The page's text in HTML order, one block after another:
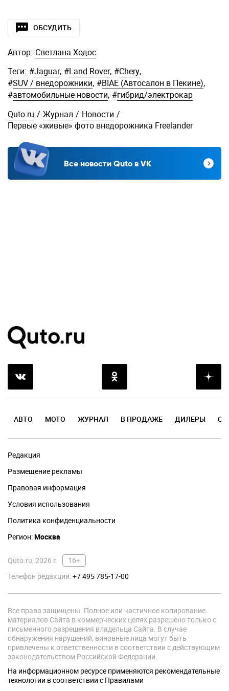
ОБСУДИТЬ
Автор: Светлана Ходос
Теги: #Jaguar, #Land Rover, #Chery,
#SUV / внедорожники, #BIAE (Автосалон в Пекине),
#автомобильные новости, #гибрид/электрокар
Quto.ru / Журнал / Новости /
Первые «живые» фото внедорожника Freelander
Все новости Quto в VK
АВТО МОТО ЖУРНАЛ В ПРОДАЖЕ ДИЛЕРЫ
Редакция
Размещение рекламы
Правовая информация
Условия использования
Политика конфиденциальности
Регион:Москва
Quto.ru, 2026 г.
16+
Телефон редакции:+7 495 785-17-00
Все права защищены. Полное или частичное копирование
материалов Сайта в коммерческих целях разрешено только с
письменного разрешения владельца Сайта. В случае
обнаружения нарушений, виновные лица могут быть
привлечены к ответственности в соответствии с действующим
законодательством Российской Федерации.
На информационном ресурсе применяются рекомендательные
технологии в соответствии с Правилами